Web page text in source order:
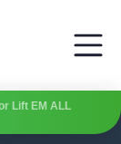
Lift EM ALL